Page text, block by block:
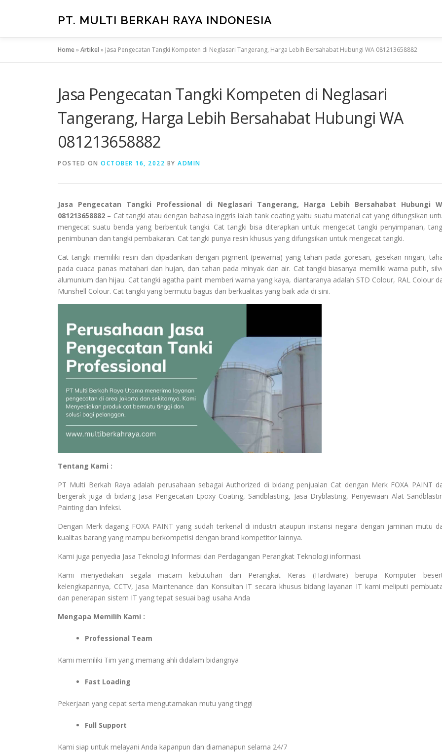
PT. MULTI BERKAH RAYA INDONESIA
Home»Artikel » Jasa Pengecatan Tangki Kompeten di Neglasari Tangerang, Harga Lebih Bersahabat Hubungi WA 081213658882
Jasa Pengecatan Tangki Kompeten di Neglasari
Tangerang, Harga Lebih Bersahabat Hubungi WA
081213658882
POSTED ON OCTOBER 16, 2022 BY ADMIN
Jasa Pengecatan Tangki Professional di Neglasari Tangerang, Harga Lebih Bersahabat Hubungi
081213658882 – Cat tangki atau dengan bahasa inggris ialah tank coating yaitu suatu material cat yang difungsikan
mengecat suatu benda yang berbentuk tangki. Cat tangki bisa diterapkan untuk mengecat tangki penyimpanan,
penimbunan dan tangki pembakaran. Cat tangki punya resin khusus yang difungsikan untuk mengecat tangki.
Cat tangki memiliki resin dan dipadankan dengan pigment (pewarna) yang tahan pada goresan, gesekan ringan,
pada cuaca panas matahari dan hujan, dan tahan pada minyak dan air. Cat tangki biasanya memiliki warna putih,
alumunium dan hijau. Cat tangki agatha paint memberi warna yang kaya, diantaranya adalah STD Colour, RAL Colour
Munshell Colour. Cat tangki yang bermutu bagus dan berkualitas yang baik ada di sini.
Tentang Kami :
PT Multi Berkah Raya adalah perusahaan sebagai Authorized di bidang penjualan Cat dengan Merk FOXA PAINT
bergerak juga di bidang Jasa Pengecatan Epoxy Coating, Sandblasting, Jasa Dryblasting, Penyewaan Alat
Painting dan Infeksi.
Dengan Merk dagang FOXA PAINT yang sudah terkenal di industri ataupun instansi negara dengan jaminan mutu
kualitas barang yang mampu berkompetisi dengan brand kompetitor lainnya.
Kami juga penyedia Jasa Teknologi Informasi dan Perdagangan Perangkat Teknologi informasi.
Kami menyediakan segala macam kebutuhan dari Perangkat Keras (Hardware) berupa Komputer
kelengkapannya, CCTV, Jasa Maintenance dan Konsultan IT secara khusus bidang layanan IT kami meliputi
dan penerapan sistem IT yang tepat sesuai bagi usaha Anda
Mengapa Memilih Kami :
Professional Team
Kami memiliki Tim yang memang ahli didalam bidangnya
Fast Loading
Pekerjaan yang cepat serta mengutamakan mutu yang tinggi
Full Support
Kami siap untuk melayani Anda kapanpun dan diamanapun selama 24/7